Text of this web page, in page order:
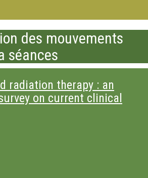
des mouvements
séances
radiation therapy : an
on current clinical